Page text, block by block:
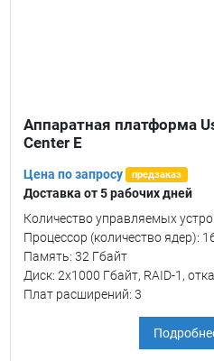
Аппаратная платформа
Center E
Цена по запросу предзаказ
Доставка от 5 рабочих дней
Количество управляемых
Процессор (количество ядер):
Память: 32 Гбайт
Диск: 2х1000 Гбайт, RAID-1,
Плат расширений: 3